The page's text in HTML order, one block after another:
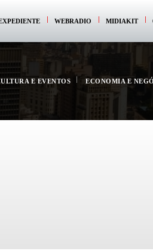
WEBRADIO MIDIAKIT
E EVENTOS ECONOMIA E